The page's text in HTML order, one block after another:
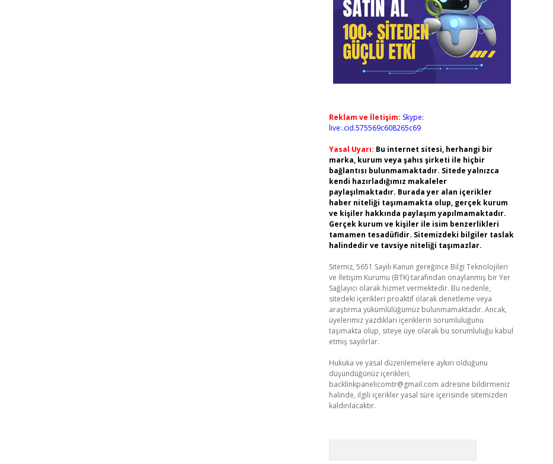
Reklam ve İletişim: Skype:
live:.cid.575569c608265c69
Yasal Uyarı: Bu internet sitesi, herhangi bir
marka, kurum veya şahıs şirketi ile hiçbir
bağlantısı bulunmamaktadır. Sitede yalnızca
kendi hazırladığımız makaleler
paylaşılmaktadır. Burada yer alan içerikler
haber niteliği taşımamakta olup, gerçek kurum
ve kişiler hakkında paylaşım yapılmamaktadır.
Gerçek kurum ve kişiler ile isim benzerlikleri
tamamen tesadüfidir. Sitemizdeki bilgiler taslak
halindedir ve tavsiye niteliği taşımazlar.
Sitemiz, 5651 Sayılı Kanun gereğince Bilgi Teknolojileri
ve İletişim Kurumu (BTK) tarafından onaylanmış bir Yer
Sağlayıcı olarak hizmet vermektedir. Bu nedenle,
sitedeki içerikleri proaktif olarak denetleme veya
araştırma yükümlülüğümüz bulunmamaktadır. Ancak,
üyelerimiz yazdıkları içeriklerin sorumluluğunu
taşımakta olup, siteye üye olarak bu sorumluluğu kabul
etmiş sayılırlar.
Hukuka ve yasal düzenlemelere aykırı olduğunu
düşündüğünüz içerikleri,
backlinkpanelicomtr@gmail.com adresine bildirmeniz
halinde, ilgili içerikler yasal süre içerisinde sitemizden
kaldırılacaktır.